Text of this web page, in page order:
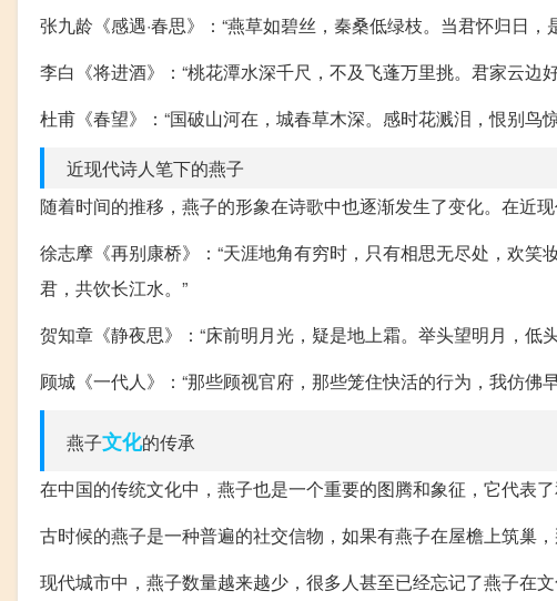
张九龄《感遇·春思》：“燕草如碧丝，秦桑低绿枝。当君怀归日，
李白《将进酒》：“桃花潭水深千尺，不及飞蓬万里挑。君家云边
杜甫《春望》：“国破山河在，城春草木深。感时花溅泪，恨别鸟
近现代诗人笔下的燕子
随着时间的推移，燕子的形象在诗歌中也逐渐发生了变化。在近
徐志摩《再别康桥》：“天涯地角有穷时，只有相思无尽处，欢
君，共饮长江水。”
贺知章《静夜思》：“床前明月光，疑是地上霜。举头望明月，低
顾城《一代人》：“那些顾视官府，那些笼住快活的行为，我仿
燕子文化的传承
在中国的传统文化中，燕子也是一个重要的图腾和象征，它代表了
古时候的燕子是一种普遍的社交信物，如果有燕子在屋檐上筑巢
现代城市中，燕子数量越来越少，很多人甚至已经忘记了燕子在